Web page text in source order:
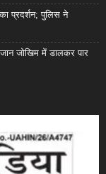
प्रदर्शन; पुलिस ने
जान जोखिम में डालकर पार